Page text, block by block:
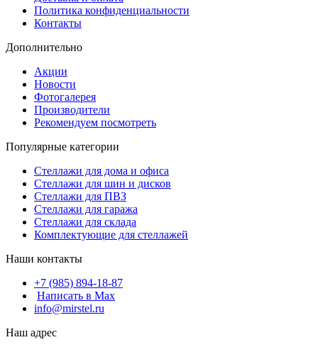
Политика конфиденциальности
Контакты
Дополнительно
Акции
Новости
Фотогалерея
Производители
Рекомендуем посмотреть
Популярные категории
Стеллажи для дома и офиса
Стеллажи для шин и дисков
Стеллажи для ПВЗ
Стеллажи для гаража
Стеллажи для склада
Комплектующие для стеллажей
Наши контакты
+7 (985) 894-18-87
Написать в Max
info@mirstel.ru
Наш адрес